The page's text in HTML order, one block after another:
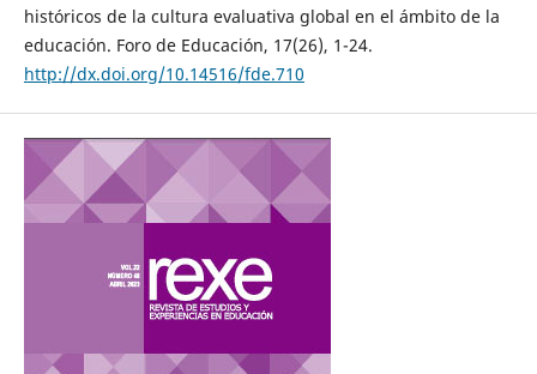
históricos de la cultura evaluativa global en el ámbito de la
educación. Foro de Educación, 17(26), 1-24.
http://dx.doi.org/10.14516/fde.710